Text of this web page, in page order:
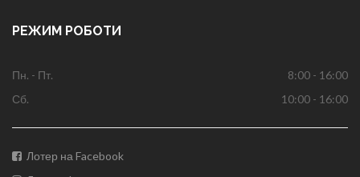
РЕЖИМ РОБОТИ
Пн. - Пт.
8:00 - 16:00
Сб.
10:00 - 16:00
Лотер на Facebook